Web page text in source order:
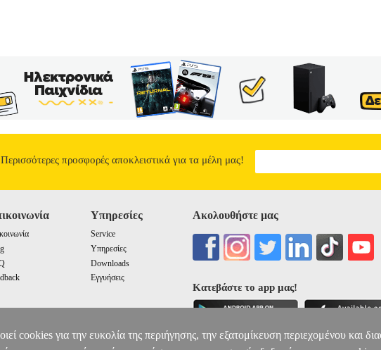
Περισσότερες προσφορές αποκλειστικά για τα μέλη μας!
Υπηρεσίες
Service
Υπηρεσίες
Downloads
Εγγυήσεις
Ακολουθήστε μας
Κατεβάστε το app μας!
cookies για την ευκολία της περιήγησης, την εξατομίκευση περιεχομένου και